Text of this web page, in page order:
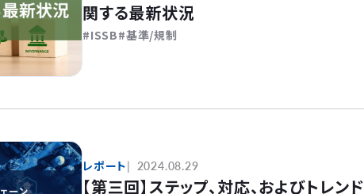
関する最新状況
ISSB 基準/規制
レポート 2024.08.29
【第三回】ステップ、対応、およびトレンド